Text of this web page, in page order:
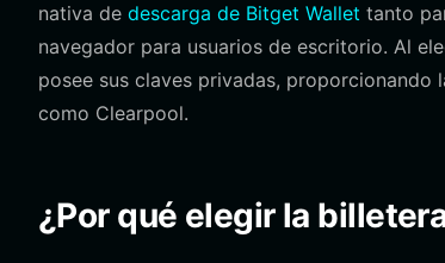
nativa de descarga de Bitget Wallet tanto
navegador para usuarios de escritorio. Al
posee sus claves privadas,
como Clearpool.
¿Por qué elegir la